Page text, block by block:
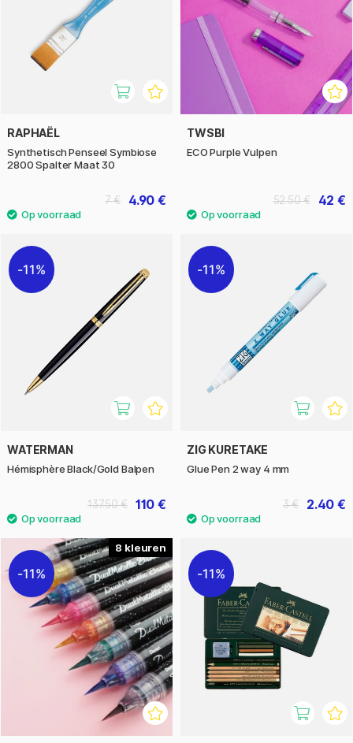
RAPHAËL
Synthetisch Penseel Symbiose
2800 Spalter Maat 30
4.90 €
7 €
TWSBI
ECO Purple Vulpen
42 €
52.50 €
11%
WATERMAN
Hémisphère Black/Gold Balpen
110 €
137.50 €
11%
ZIG KURETAKE
Glue Pen 2 way 4 mm
2.40 €
3 €
8
11% 11%